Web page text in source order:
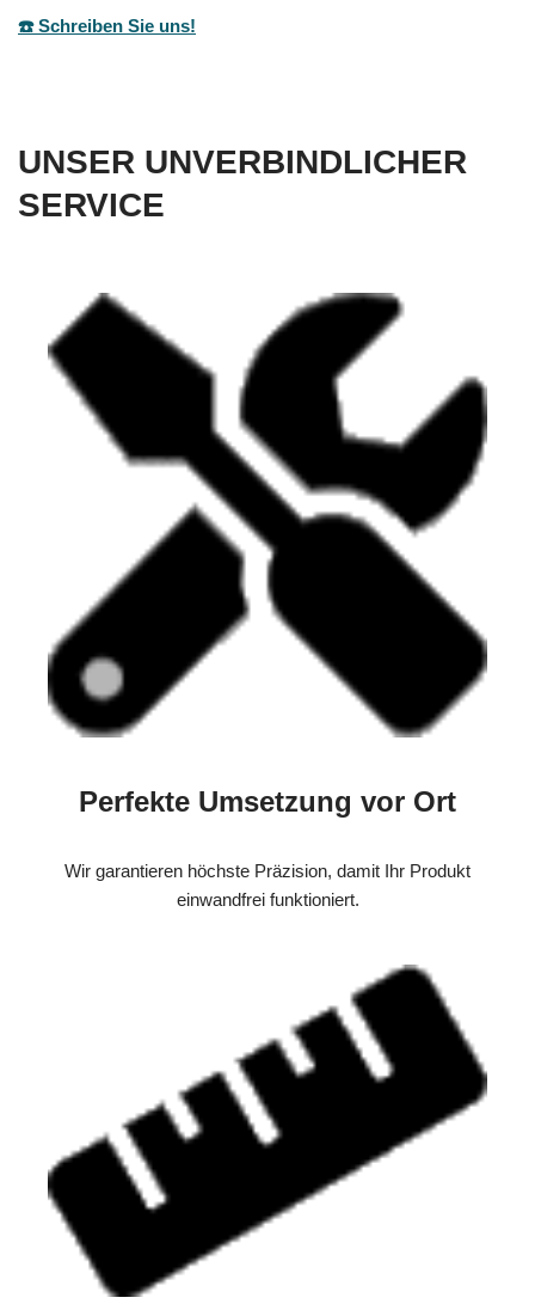
☎️ Schreiben Sie uns!
UNSER UNVERBINDLICHER
SERVICE
Perfekte Umsetzung vor Ort
Wir garantieren höchste Präzision, damit Ihr Produkt
einwandfrei funktioniert.